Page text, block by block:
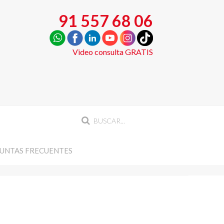
91 557 68 06
Video consulta GRATIS
FRECUENTES